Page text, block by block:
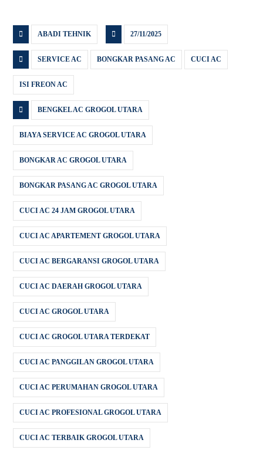
ABADI TEHNIK 27/11/2025
SERVICE AC BONGKAR PASANG AC CUCI AC
ISI FREON AC
BENGKEL AC GROGOL UTARA
BIAYA SERVICE AC GROGOL UTARA
BONGKAR AC GROGOL UTARA
BONGKAR PASANG AC GROGOL UTARA
CUCI AC 24 JAM GROGOL UTARA
CUCI AC APARTEMENT GROGOL UTARA
CUCI AC BERGARANSI GROGOL UTARA
CUCI AC DAERAH GROGOL UTARA
CUCI AC GROGOL UTARA
CUCI AC GROGOL UTARA TERDEKAT
CUCI AC PANGGILAN GROGOL UTARA
CUCI AC PERUMAHAN GROGOL UTARA
CUCI AC PROFESIONAL GROGOL UTARA
CUCI AC TERBAIK GROGOL UTARA